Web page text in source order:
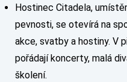
Hostinec Citadela,
pevnosti, se otevírá na
akce, svatby a hostiny. V
pořádají koncerty, malá
školení.